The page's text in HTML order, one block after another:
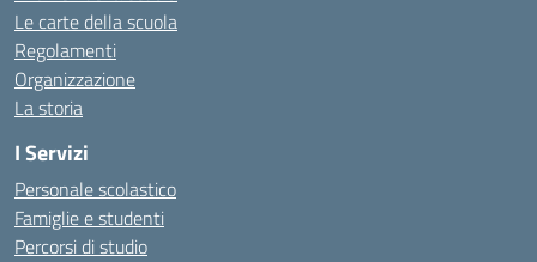
Le carte della scuola
Regolamenti
Organizzazione
La storia
I Servizi
Personale scolastico
Famiglie e studenti
Percorsi di studio